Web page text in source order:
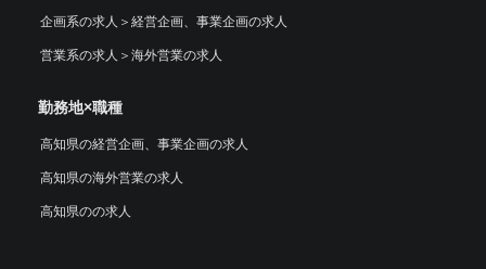
企画系の求人 ＞ 経営企画、事業企画の求人
営業系の求人 ＞ 海外営業の求人
勤務地×職種
高知県の経営企画、事業企画の求人
高知県の海外営業の求人
高知県のの求人